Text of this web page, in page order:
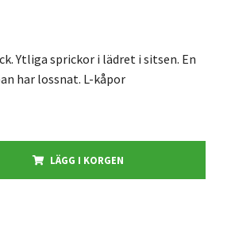
Ytliga sprickor i lädret i sitsen. En
har lossnat. L-kåpor
LÄGG I KORGEN